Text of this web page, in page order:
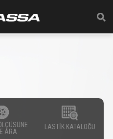
ARA
LASTİK KATALOĞU